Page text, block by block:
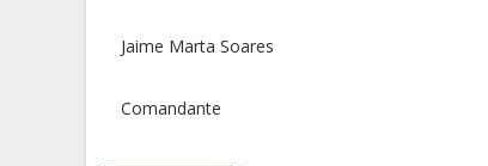
Jaime Marta Soares
Comandante